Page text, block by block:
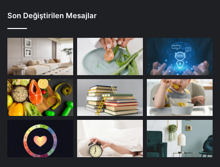
Son Değiştirilen Mesajlar